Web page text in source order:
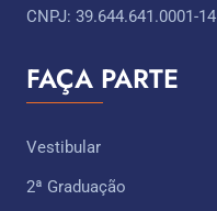
CNPJ: 39.644.641.0001-14
FAÇA PARTE
Vestibular
2ª Graduação